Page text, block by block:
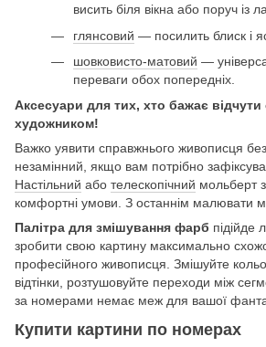
висить біля вікна або поруч із
глянсовий — посилить блиск і
шовковисто-матовий —
переваги обох попередніх.
Аксесуари для тих, хто бажає
художником!
Важко уявити справжнього живописця
незамінний, якщо вам потрібно
Настільний або телескопічний мольберт
комфортні умови. З останнім малювати
Палітра для змішування фарб підійде
зробити свою картину максимально
професійного живописця. Змішуйте
відтінки, розтушовуйте переходи між
за номерами немає меж для вашої
Купити картини по номерах